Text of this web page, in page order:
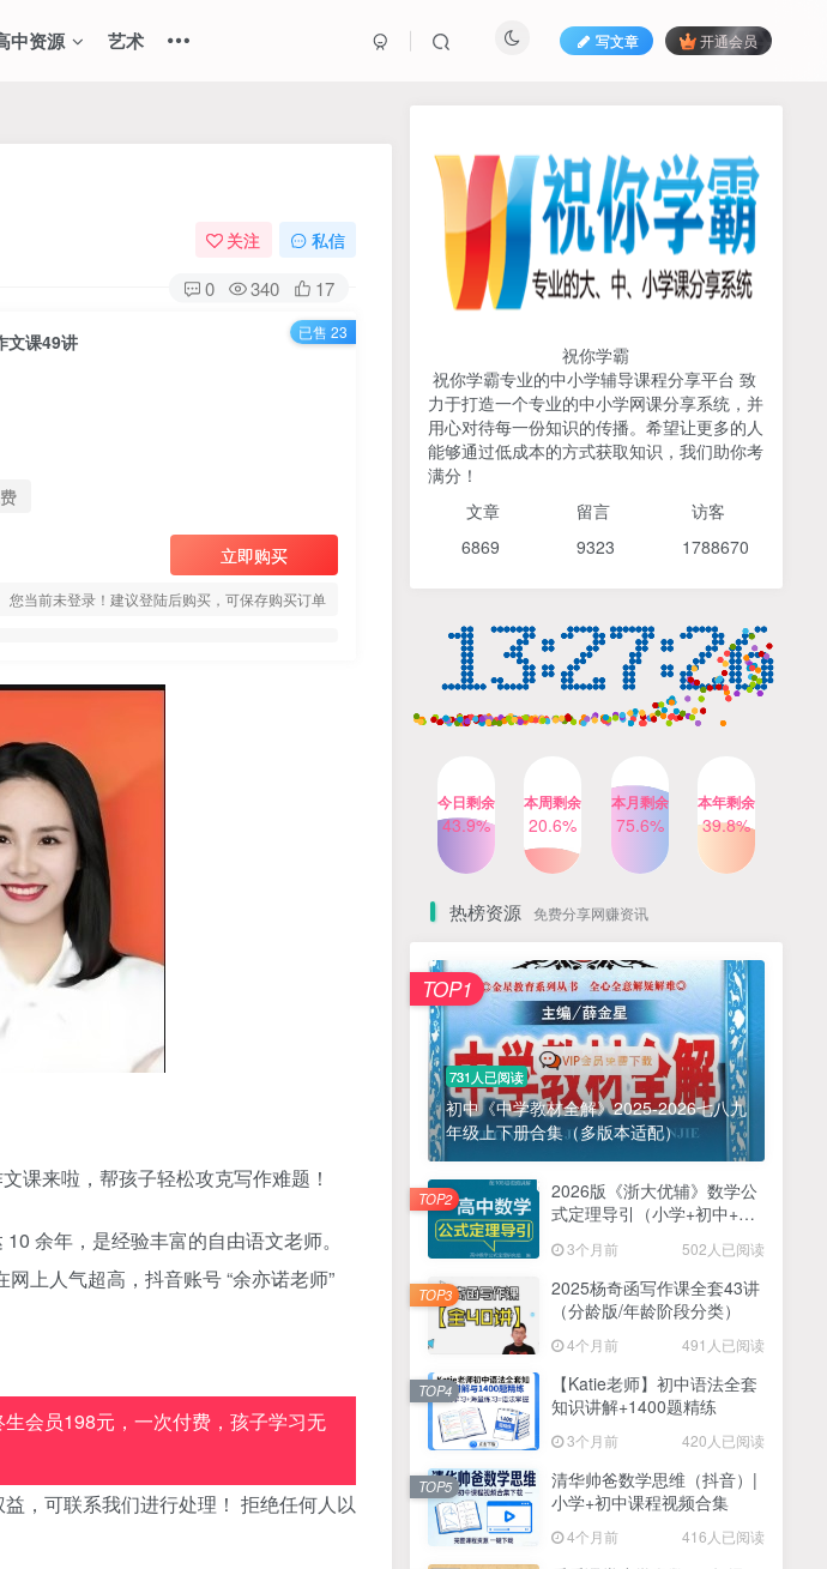
中资源 艺术 写文章 开通会员
关注 私信
0 340 17
文课49讲
立即购买
您当前未登录！建议登陆后购买，可保存购买订单
已售 23
课来啦，帮孩子轻松攻克写作难题！
余年，是经验丰富的自由语文老师。
上人气超高，抖音账号 “余亦诺老师”
会员198元，一次付费，孩子学习无
，可联系我们进行处理！ 拒绝任何人以
731人已阅读
初中《中学教材全解》2025-2026七八九
TOP1
2026版《浙大优辅》数学公
式定理导引（小学+初中+高
中全套）PDF
3个月前 502人已阅读
TOP2
（分龄版/年龄阶段分类）
4个月前 491人已阅读
3个月前 420人已阅读
清华帅爸数学思维（抖音）|
小学+初中课程视频合集
TOP5
乐乐课堂小学奥数1-6年级
动画课程715集+配套练习册
高清PDF
6个月前 413人已阅读
祝你学霸
祝你学霸专业的中小学辅导课程分享平台 致
力于打造一个专业的中小学网课分享系统，并
用心对待每一份知识的传播。希望让更多的人
能够通过低成本的方式获取知识，我们助你考
满分！
文章 留言 访客
6869 9323 1788670
今日剩余
43.9%
本周剩余
20.6%
本月剩余
75.6%
本年剩余
39.8%
热榜资源 免费分享网赚资讯
731人已阅读
初中《中学教材全解》2025-2026七八九
年级上下册合集（多版本适配）
TOP1
2026版《浙大优辅》数学公
式定理导引（小学+初中+高
3个月前 502人已阅读
TOP2
2025杨奇函写作课全套43讲
（分龄版/年龄阶段分类）
4个月前 491人已阅读
TOP3
【Katie老师】初中语法全套
知识讲解+1400题精练
3个月前 420人已阅读
TOP4
清华帅爸数学思维（抖音）|
小学+初中课程视频合集
4个月前 416人已阅读
TOP5